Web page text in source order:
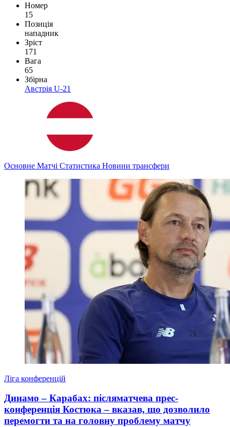
Номер
15
Позиція
нападник
Зріст
171
Вага
65
Збірна
Австрія U-21
Основне Матчі Статистика Новини трансфери
Ліга конференцій
Динамо – Карабах: післяматчева прес-
конференція Костюка – вказав, що дозволило
перемогти та на головну проблему матчу